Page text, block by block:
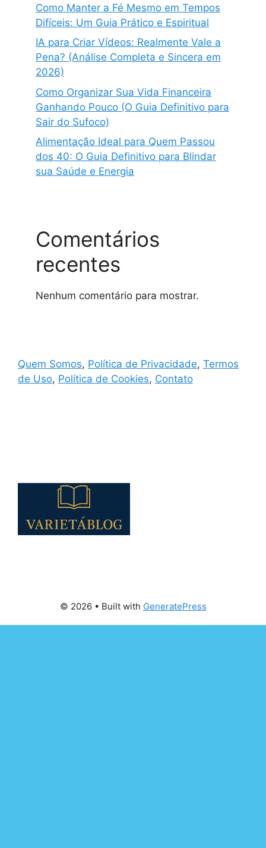
Como Manter a Fé Mesmo em Tempos
Difíceis: Um Guia Prático e Espiritual
IA para Criar Vídeos: Realmente Vale a
Pena? (Análise Completa e Sincera em
2026)
Como Organizar Sua Vida Financeira
Ganhando Pouco (O Guia Definitivo para
Sair do Sufoco)
Alimentação Ideal para Quem Passou
dos 40: O Guia Definitivo para Blindar
sua Saúde e Energia
Comentários
recentes
Nenhum comentário para mostrar.
Quem Somos, Política de Privacidade, Termos
de Uso, Política de Cookies, Contato
© 2026 • Built with GeneratePress